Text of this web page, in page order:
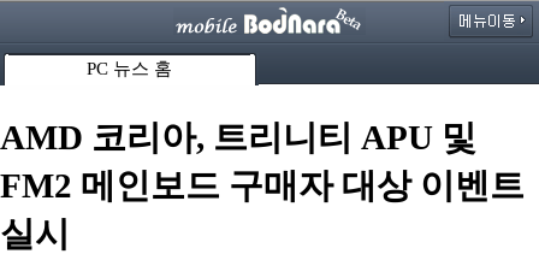
PC 뉴스 홈
AMD 코리아, 트리니티 APU 및
FM2 메인보드 구매자 대상 이벤트
실시